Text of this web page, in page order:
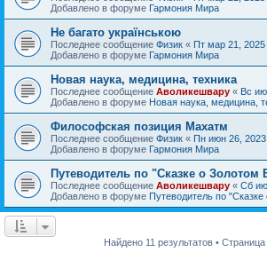
Добавлено в форуме Гармония Мира
Не багато українською
Последнее сообщение Физик « Пт мар 21, 2025
Добавлено в форуме Гармония Мира
Новая наука, медицина, техника
Последнее сообщение Аволикешвару « Вс
Добавлено в форуме Новая наука, медицина,
Философская позиция Махатм
Последнее сообщение Физик « Пн июн 26,
Добавлено в форуме Гармония Мира
Путеводитель по "Сказке о Золотом
Последнее сообщение Аволикешвару « Сб
Добавлено в форуме Путеводитель по
Найдено 11 результатов • Страница